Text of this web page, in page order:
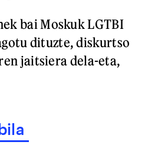
bai Moskuk LGTBI
dituzte, diskurtso
jaitsiera dela-eta,